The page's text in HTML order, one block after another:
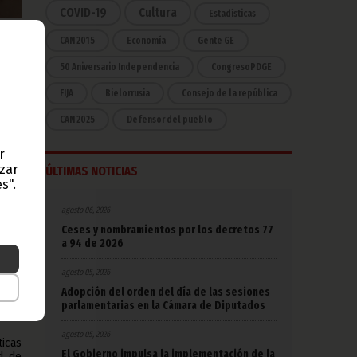
y
el
COVID-19 Cultura Estadísticas
CAN 2015 Economía Gente GE
50 Aniversario Independencia CongresoPDGE
FIJA Bielorrusia Consejo de la república
CAN 2025 Defensor del pueblo
ÚLTIMAS NOTICIAS
agosto 06, 2026
Ceses y nombramientos por los decretos 77
a 94 de 2026
agosto 05, 2026
Adopción del orden del día de las sesiones
parlamentarias en la Cámara de Diputados
agosto 05, 2026
El Gobierno impulsa la implementación de la